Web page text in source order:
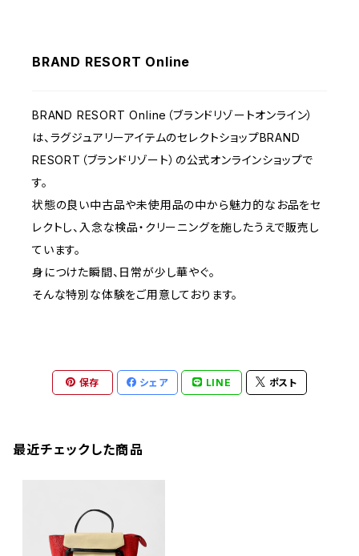
BRAND RESORT Online
BRAND RESORT Online（ブランドリゾートオンライン）
は、ラグジュアリーアイテムのセレクトショップBRAND
RESORT（ブランドリゾート）の公式オンラインショップで
す。
状態の良い中古品や未使用品の中から魅力的なお品をセ
レクトし、入念な検品・クリーニングを施したうえで販売し
ています。
身につけた瞬間、日常が少し華やぐ。
そんな特別な体験をご用意しております。
保存 シェア LINE ポスト
最近チェックした商品